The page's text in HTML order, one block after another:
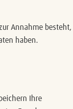
Annahme besteht,
haben.
Ihre